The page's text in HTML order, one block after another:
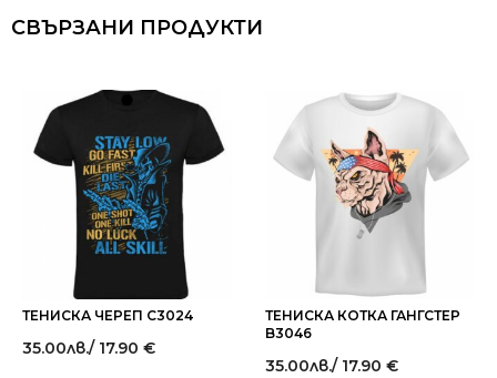
СВЪРЗАНИ ПРОДУКТИ
ТЕНИСКА ЧЕРЕП C3024
35.00лв./ 17.90 €
ТЕНИСКА КОТКА ГАНГСТЕР
B3046
35.00лв./ 17.90 €